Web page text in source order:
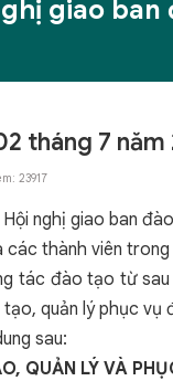
giao
tháng 7 năm
23917
nghị giao ban
thành viên
tác đào tạo từ
quản lý phục vụ
sau:
QUẢN LÝ VÀ